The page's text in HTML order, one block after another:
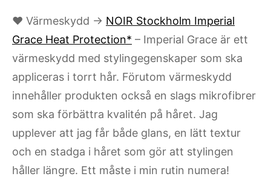
♥ Värmeskydd → NOIR Stockholm Imperial
Grace Heat Protection* – Imperial Grace är ett
värmeskydd med stylingegenskaper som ska
appliceras i torrt hår. Förutom värmeskydd
innehåller produkten också en slags mikrofibrer
som ska förbättra kvalitén på håret. Jag
upplever att jag får både glans, en lätt textur
och en stadga i håret som gör att stylingen
håller längre. Ett måste i min rutin numera!